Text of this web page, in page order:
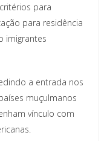
para
para residência
imigrantes
a entrada nos
muçulmanos
vínculo com